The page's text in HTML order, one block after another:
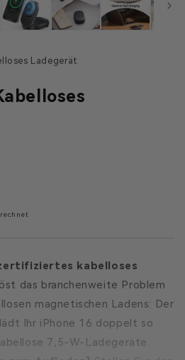
Ladegerät
kabelloses
das branchenweite Problem
magnetischen Ladens: Der
Ihr iPhone 16 doppelt so
7,5-W-Ladegeräte.